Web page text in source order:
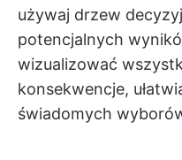
używaj drzew
potencjalnych
wizualizować
konsekwencje,
świadomych